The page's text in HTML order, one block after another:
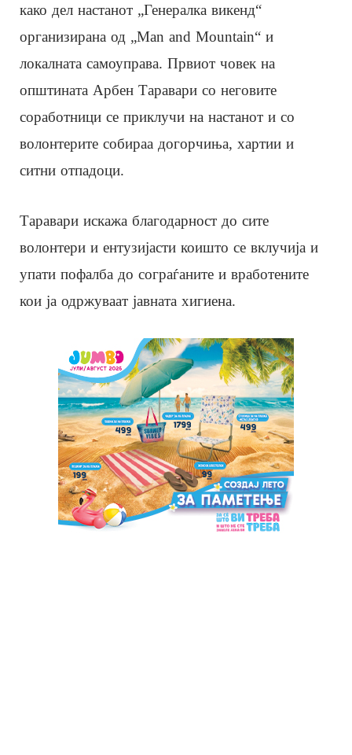
како дел настанот „Генералка викенд“
организирана од „Man and Mountain“ и
локалната самоуправа. Првиот човек на
општината Арбен Таравари со неговите
соработници се приклучи на настанот и со
волонтерите собираа догорчиња, хартии и
ситни отпадоци.
Таравари искажа благодарност до сите
волонтери и ентузијасти коишто се вклучија и
упати пофалба до сограѓаните и вработените
кои ја одржуваат јавната хигиена.